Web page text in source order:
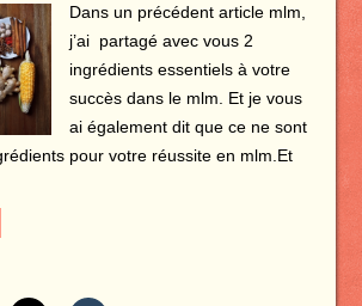
Dans un précédent article mlm,
j’ai partagé avec vous 2
ingrédients essentiels à votre
succès dans le mlm. Et je vous
ai également dit que ce ne sont
pour votre réussite en mlm.Et